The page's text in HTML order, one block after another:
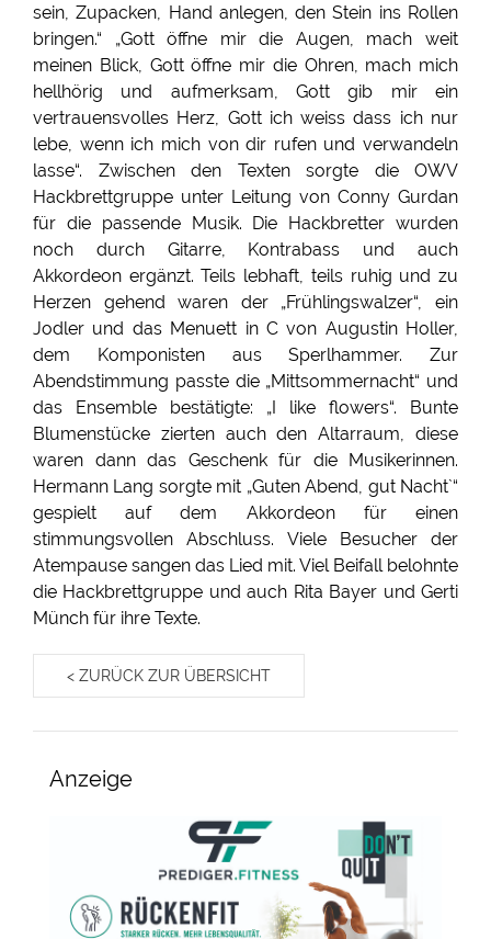
sein, Zupacken, Hand anlegen, den Stein ins Rollen
bringen.“ „Gott öffne mir die Augen, mach weit
meinen Blick, Gott öffne mir die Ohren, mach mich
hellhörig und aufmerksam, Gott gib mir ein
vertrauensvolles Herz, Gott ich weiss dass ich nur
lebe, wenn ich mich von dir rufen und verwandeln
lasse“. Zwischen den Texten sorgte die OWV
Hackbrettgruppe unter Leitung von Conny Gurdan
für die passende Musik. Die Hackbretter wurden
noch durch Gitarre, Kontrabass und auch
Akkordeon ergänzt. Teils lebhaft, teils ruhig und zu
Herzen gehend waren der „Frühlingswalzer“, ein
Jodler und das Menuett in C von Augustin Holler,
dem Komponisten aus Sperlhammer. Zur
Abendstimmung passte die „Mittsommernacht“ und
das Ensemble bestätigte: „I like flowers“. Bunte
Blumenstücke zierten auch den Altarraum, diese
waren dann das Geschenk für die Musikerinnen.
Hermann Lang sorgte mit „Guten Abend, gut Nacht`“
gespielt auf dem Akkordeon für einen
stimmungsvollen Abschluss. Viele Besucher der
Atempause sangen das Lied mit. Viel Beifall belohnte
die Hackbrettgruppe und auch Rita Bayer und Gerti
Münch für ihre Texte.
< ZURÜCK ZUR ÜBERSICHT
Anzeige